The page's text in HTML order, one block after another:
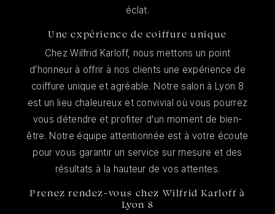
éclat.
Une expérience de coiffure unique
Chez Wilfrid Karloff, nous mettons un point
d'honneur à offrir à nos clients une expérience de
coiffure unique et agréable. Notre salon à Lyon 8
est un lieu chaleureux et convivial où vous pourrez
vous détendre et profiter d'un moment de bien-
être. Notre équipe attentionnée est à votre écoute
pour vous garantir un service sur mesure et des
résultats à la hauteur de vos attentes.
Prenez rendez-vous chez Wilfrid Karloff à
Lyon 8